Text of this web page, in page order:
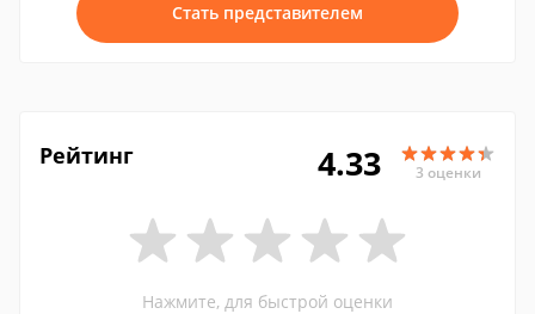
Стать представителем
Рейтинг 4.33 3 оценки
Нажмите, для быстрой оценки